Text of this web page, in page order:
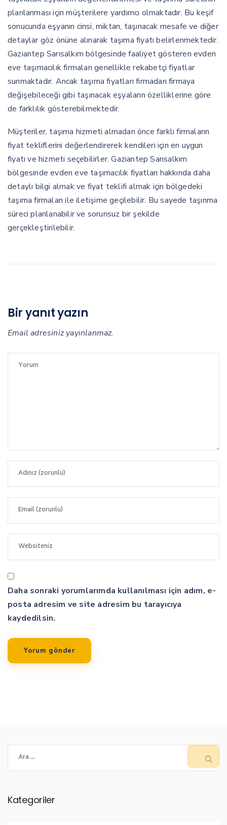
planlanması için müşterilere yardımcı olmaktadır. Bu keşif
sonucunda eşyanın cinsi, miktarı, taşınacak mesafe ve diğer
detaylar göz önüne alınarak taşıma fiyatı belirlenmektedir.
Gaziantep Sarısalkım bölgesinde faaliyet gösteren evden
eve taşımacılık firmaları genellikle rekabetçi fiyatlar
sunmaktadır. Ancak taşıma fiyatları firmadan firmaya
değişebileceği gibi taşınacak eşyaların özelliklerine göre
de farklılık gösterebilmektedir.
Müşteriler, taşıma hizmeti almadan önce farklı firmaların
fiyat tekliflerini değerlendirerek kendileri için en uygun
fiyatı ve hizmeti seçebilirler. Gaziantep Sarısalkım
bölgesinde evden eve taşımacılık fiyatları hakkında daha
detaylı bilgi almak ve fiyat teklifi almak için bölgedeki
taşıma firmaları ile iletişime geçilebilir. Bu sayede taşınma
süreci planlanabilir ve sorunsuz bir şekilde
gerçekleştirilebilir.
Bir yanıt yazın
Email adresiniz yayınlanmaz.
Daha sonraki yorumlarımda kullanılması için adım, e-
posta adresim ve site adresim bu tarayıcıya
kaydedilsin.
Kategoriler